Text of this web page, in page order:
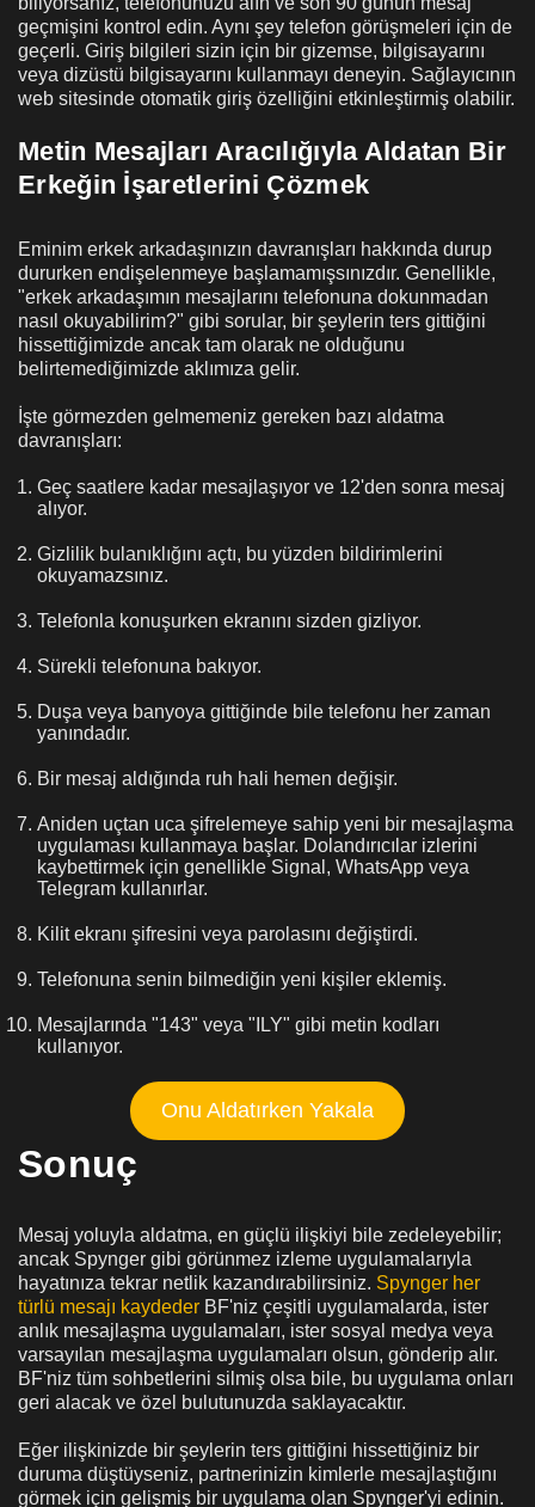
geçmişini kontrol edin. Aynı şey telefon görüşmeleri için de
geçerli. Giriş bilgileri sizin için bir gizemse, bilgisayarını
veya dizüstü bilgisayarını kullanmayı deneyin. Sağlayıcının
web sitesinde otomatik giriş özelliğini etkinleştirmiş olabilir.
Metin Mesajları Aracılığıyla Aldatan Bir
Erkeğin İşaretlerini Çözmek
Eminim erkek arkadaşınızın davranışları hakkında durup
dururken endişelenmeye başlamamışsınızdır. Genellikle,
"erkek arkadaşımın mesajlarını telefonuna dokunmadan
nasıl okuyabilirim?" gibi sorular, bir şeylerin ters gittiğini
hissettiğimizde ancak tam olarak ne olduğunu
belirtemediğimizde aklımıza gelir.
İşte görmezden gelmemeniz gereken bazı aldatma
davranışları:
Geç saatlere kadar mesajlaşıyor ve 12'den sonra mesaj
alıyor.
Gizlilik bulanıklığını açtı, bu yüzden bildirimlerini
okuyamazsınız.
Telefonla konuşurken ekranını sizden gizliyor.
Sürekli telefonuna bakıyor.
Duşa veya banyoya gittiğinde bile telefonu her zaman
yanındadır.
Bir mesaj aldığında ruh hali hemen değişir.
Aniden uçtan uca şifrelemeye sahip yeni bir mesajlaşma
uygulaması kullanmaya başlar. Dolandırıcılar izlerini
kaybettirmek için genellikle Signal, WhatsApp veya
Telegram kullanırlar.
Kilit ekranı şifresini veya parolasını değiştirdi.
Telefonuna senin bilmediğin yeni kişiler eklemiş.
Mesajlarında "143" veya "ILY" gibi metin kodları
kullanıyor.
Onu Aldatırken Yakala
Sonuç
Mesaj yoluyla aldatma, en güçlü ilişkiyi bile zedeleyebilir;
ancak Spynger gibi görünmez izleme uygulamalarıyla
hayatınıza tekrar netlik kazandırabilirsiniz. Spynger her
türlü mesajı kaydeder BF'niz çeşitli uygulamalarda, ister
anlık mesajlaşma uygulamaları, ister sosyal medya veya
varsayılan mesajlaşma uygulamaları olsun, gönderip alır.
BF'niz tüm sohbetlerini silmiş olsa bile, bu uygulama onları
geri alacak ve özel bulutunuzda saklayacaktır.
Eğer ilişkinizde bir şeylerin ters gittiğini hissettiğiniz bir
duruma düştüyseniz, partnerinizin kimlerle mesajlaştığını
görmek için gelişmiş bir uygulama olan Spynger'yi edinin.